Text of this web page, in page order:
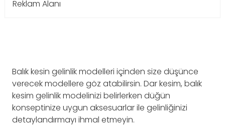
Reklam Alanı
Balık kesin gelinlik modelleri içinden size düşünce
verecek modellere göz atabilirsin. Dar kesim, balık
kesim gelinlik modelinizi belirlerken düğün
konseptinize uygun aksesuarlar ile gelinliğinizi
detaylandırmayı ihmal etmeyin.